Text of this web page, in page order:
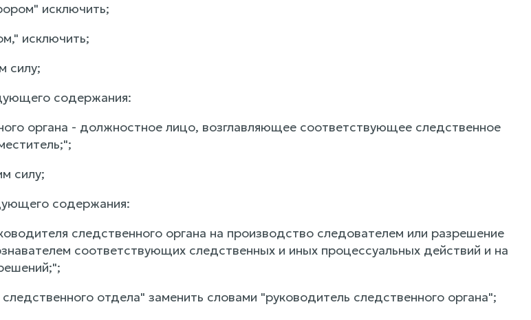
исключить;
исключить;
силу;
содержания:
органа - должностное лицо, возглавляющее соответствующее следственное
силу;
содержания:
следственного органа на производство следователем или разрешение
соответствующих следственных и иных процессуальных действий и на
отдела" заменить словами "руководитель следственного органа";